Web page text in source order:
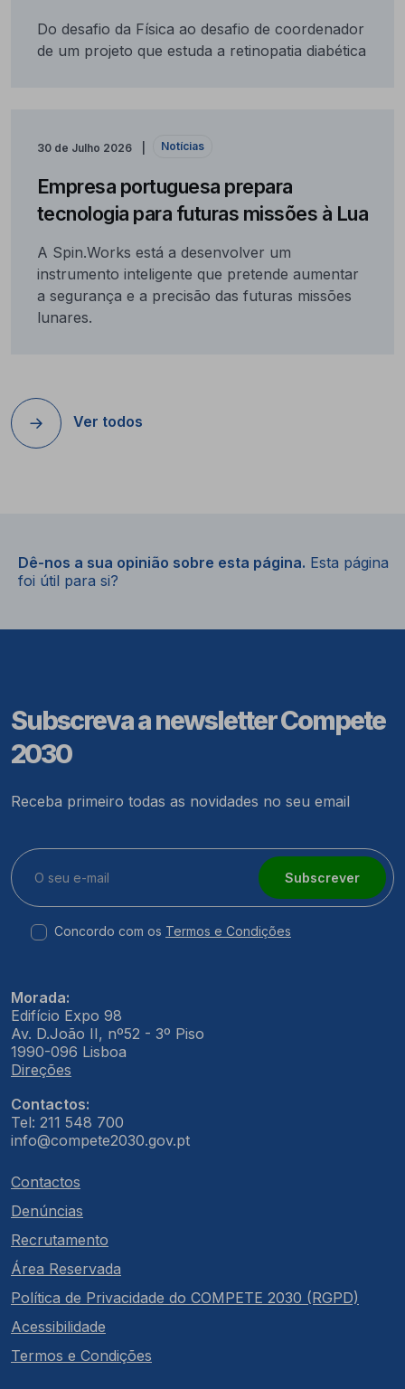
Do desafio da Física ao desafio de coordenador
de um projeto que estuda a retinopatia diabética
30 de Julho 2026 Notícias
Empresa portuguesa prepara
tecnologia para futuras missões à Lua
A Spin.Works está a desenvolver um
instrumento inteligente que pretende aumentar
a segurança e a precisão das futuras missões
lunares.
Ver todos
Dê-nos a sua opinião sobre esta página. Esta página
foi útil para si?
Subscreva a newsletter Compete
2030
Receba primeiro todas as novidades no seu email
Subscrever
Concordo com os Termos e Condições
Morada:
Edifício Expo 98
Av. D.João II, nº52 - 3º Piso
1990-096 Lisboa
Direções
Contactos:
Tel: 211 548 700
info@compete2030.gov.pt
Contactos
Denúncias
Recrutamento
Área Reservada
Política de Privacidade do COMPETE 2030 (RGPD)
Acessibilidade
Termos e Condições